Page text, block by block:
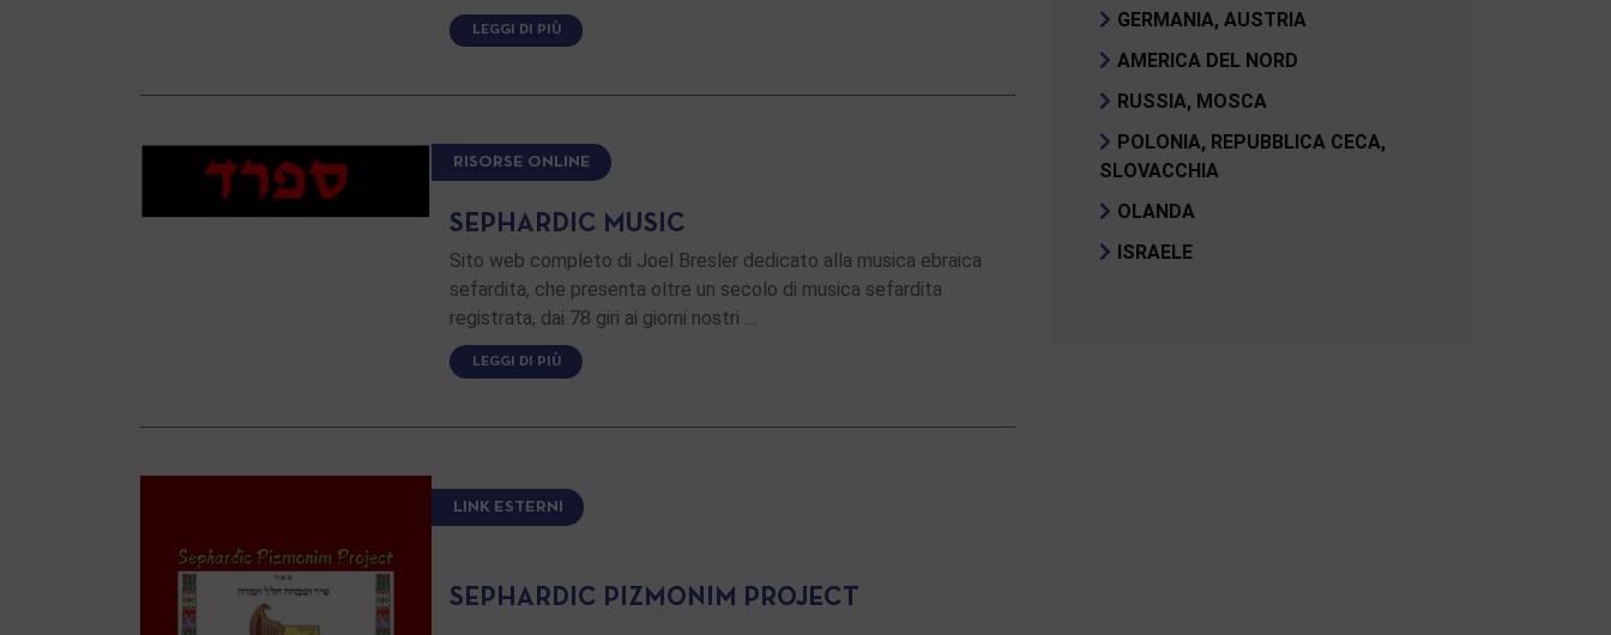
LEGGI DI PIÙ
RISORSE ONLINE
SEPHARDIC MUSIC
Sito web completo di Joel Bresler dedicato alla musica ebraica
sefardita, che presenta oltre un secolo di musica sefardita
registrata, dai 78 giri ai giorni nostri …
LEGGI DI PIÙ
LINK ESTERNI
SEPHARDIC PIZMONIM PROJECT
GERMANIA, AUSTRIA
AMERICA DEL NORD
RUSSIA, MOSCA
POLONIA, REPUBBLICA CECA,
SLOVACCHIA
OLANDA
ISRAELE